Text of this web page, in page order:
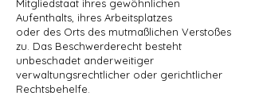
Mitgliedstaat ihres gewöhnlichen
Aufenthalts, ihres Arbeitsplatzes
oder des Orts des mutmaßlichen Verstoßes
zu. Das Beschwerderecht besteht
unbeschadet anderweitiger
verwaltungsrechtlicher oder gerichtlicher
Rechtsbehelfe.